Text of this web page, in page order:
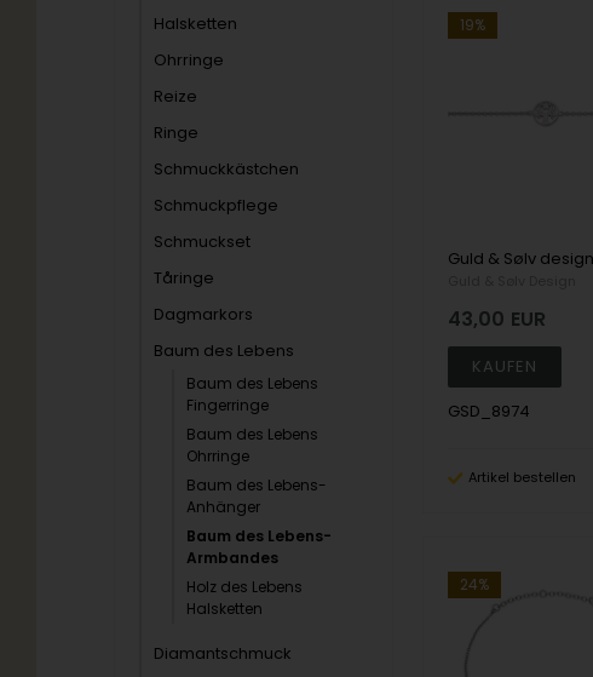
Halsketten
Ohrringe
Reize
Ringe
Schmuckkästchen
Schmuckpflege
Schmuckset
Tåringe
Dagmarkors
Baum des Lebens
Baum des Lebens
Fingerringe
Baum des Lebens
Ohrringe
Baum des Lebens-
Anhänger
Baum des Lebens-
Armbandes
Holz des Lebens
Halsketten
Diamantschmuck
19%
43,00 EUR
GSD_8974
Artikel bestellen
24%